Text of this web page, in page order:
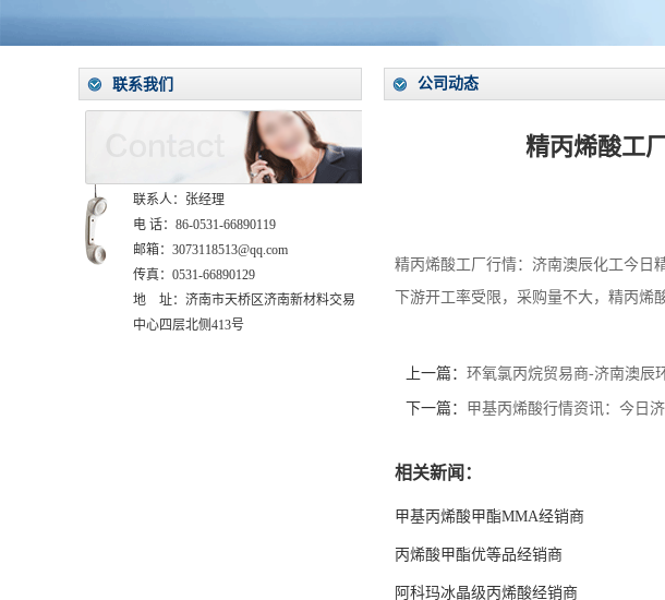
联系我们
联系人：张经理
电 话：86-0531-66890119
邮箱：3073118513@qq.com
传真：0531-66890129
地 址：济南市天桥区济南新材料交易
中心四层北侧413号
公司动态
精丙烯酸工
精丙烯酸工厂行情：济南澳辰化工今日
下游开工率受限，采购量不大，精丙烯
上一篇： 环氧氯丙烷贸易商-济南澳辰
下一篇： 甲基丙烯酸行情资讯：今日
相关新闻：
甲基丙烯酸甲酯MMA经销商
丙烯酸甲酯优等品经销商
阿科玛冰晶级丙烯酸经销商